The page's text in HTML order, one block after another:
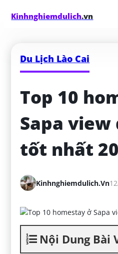
Kinhnghiemdulich.vn
Du Lịch Lào Cai
Top 10
Sapa view
tốt nhất
Kinhnghiemdulich.vn
Nội Dung Bài